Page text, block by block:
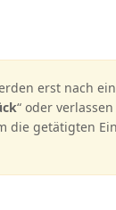
erst nach
“ oder
die getätigten